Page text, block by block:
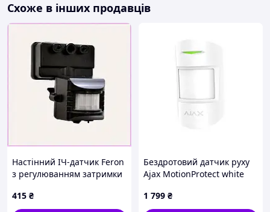
Схоже в інших продавців
Настінний ІЧ-датчик Feron
з регулюванням затримки
415 ₴
Бездротовий датчик руху
Ajax MotionProtect white
1 799 ₴